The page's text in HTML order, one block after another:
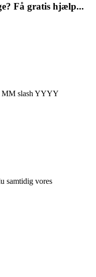
Få gratis hjælp...
MM slash YYYY
samtidig vores